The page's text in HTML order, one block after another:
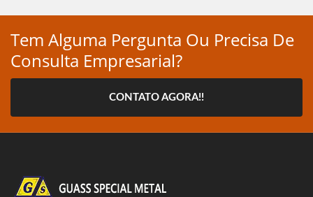
Tem Alguma Pergunta Ou Precisa De
Consulta Empresarial?
CONTATO AGORA!!